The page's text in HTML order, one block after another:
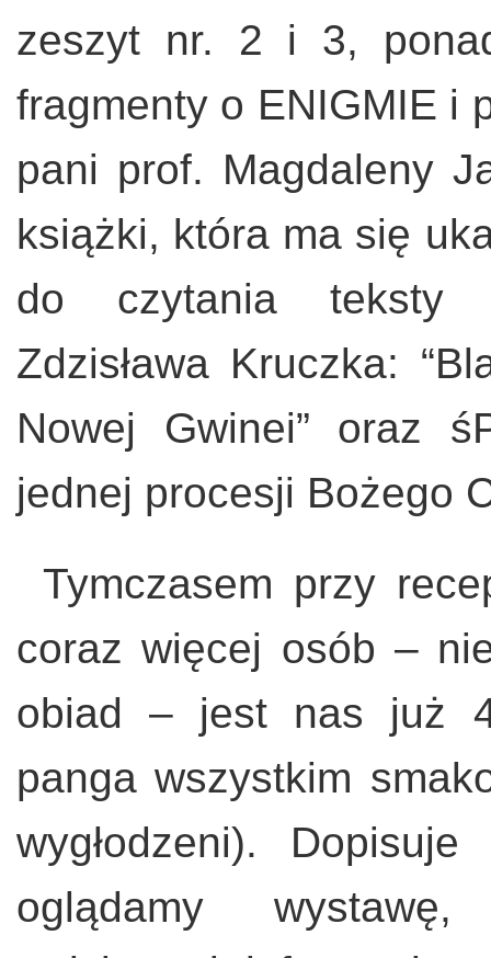
zeszyt nr. 2 i 3,
fragmenty o ENIGMIE i
pani prof. Magdaleny
książki, która ma się
do czytania teksty
Zdzisława Kruczka:
Nowej Gwinei” oraz
jednej procesji Bożego
Tymczasem przy
coraz więcej osób –
obiad – jest nas już
panga wszystkim
wygłodzeni).
oglądamy wystawę,